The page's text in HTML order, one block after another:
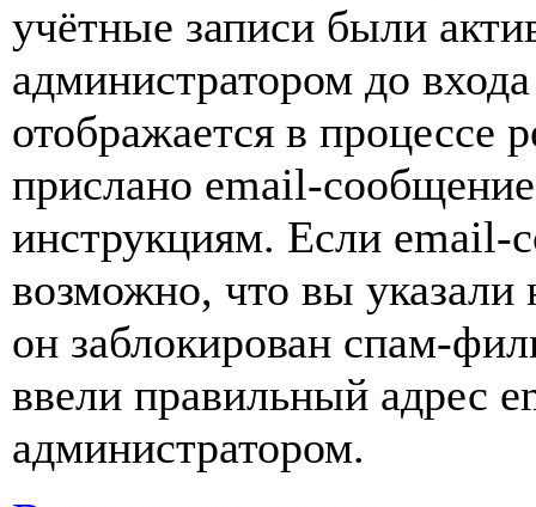
учётные записи были
администратором до
отображается в процессе
прислано email-
инструкциям. Если email-
возможно, что вы
он заблокирован спам-
ввели правильный адрес
администратором.